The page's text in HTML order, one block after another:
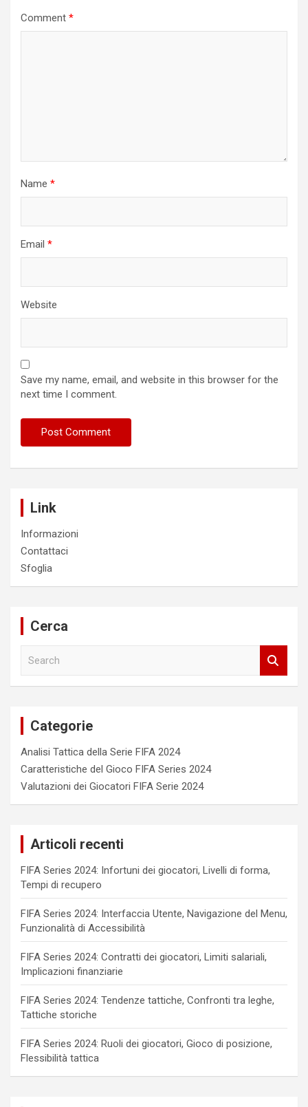
Comment *
Name *
Email *
Website
Save my name, email, and website in this browser for the
next time I comment.
Link
Informazioni
Contattaci
Sfoglia
Cerca
Categorie
Analisi Tattica della Serie FIFA 2024
Caratteristiche del Gioco FIFA Series 2024
Valutazioni dei Giocatori FIFA Serie 2024
Articoli recenti
FIFA Series 2024: Infortuni dei giocatori, Livelli di forma,
Tempi di recupero
FIFA Series 2024: Interfaccia Utente, Navigazione del Menu,
Funzionalità di Accessibilità
FIFA Series 2024: Contratti dei giocatori, Limiti salariali,
Implicazioni finanziarie
FIFA Series 2024: Tendenze tattiche, Confronti tra leghe,
Tattiche storiche
FIFA Series 2024: Ruoli dei giocatori, Gioco di posizione,
Flessibilità tattica